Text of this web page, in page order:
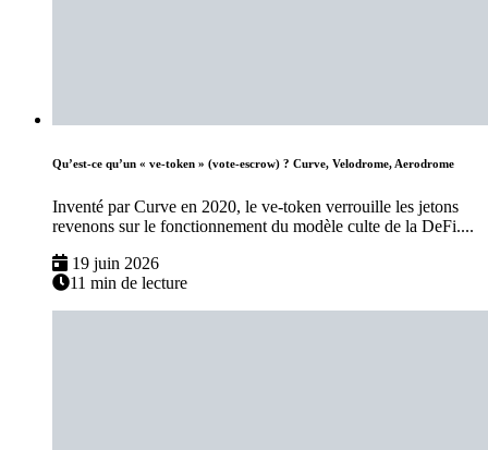
Qu’est-ce qu’un « ve-token » (vote-escrow) ? Curve, Velodrome, Aerodrome
Inventé par Curve en 2020, le ve-token verrouille les jetons
revenons sur le fonctionnement du modèle culte de la DeFi....
19 juin 2026
11 min de lecture